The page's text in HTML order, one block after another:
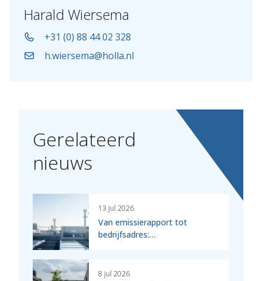
Harald Wiersema
+31 (0) 88 44 02 328
h.wiersema@holla.nl
Gerelateerd
nieuws
13 jul 2026
Van emissierapport tot
bedrijfsadres:…
8 jul 2026